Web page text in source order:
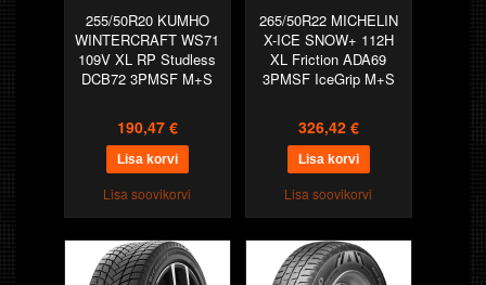
255/50R20 KUMHO
WINTERCRAFT WS71
109V XL RP Studless
DCB72 3PMSF M+S
190,47 €
Lisa soovikorvi
265/50R22 MICHELIN
X-ICE SNOW+ 112H
XL Friction ADA69
3PMSF IceGrip M+S
326,42 €
Lisa soovikorvi